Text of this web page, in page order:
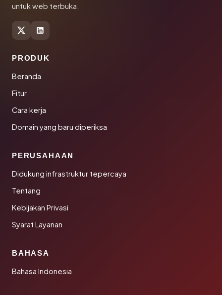
untuk web terbuka.
PRODUK
Beranda
Fitur
Cara kerja
Domain yang baru diperiksa
PERUSAHAAN
Didukung infrastruktur tepercaya
Tentang
Kebijakan Privasi
Syarat Layanan
BAHASA
Bahasa Indonesia